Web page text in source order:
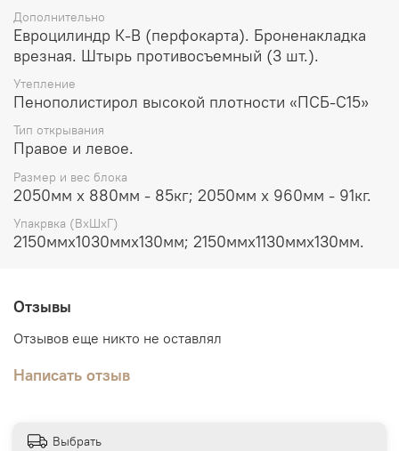
Дополнительно
Евроцилиндр К-В (перфокарта). Броненакладка
врезная. Штырь противосъемный (3 шт.).
Утепление
Пенополистирол высокой плотности «ПСБ-С15»
Тип открывания
Правое и левое.
Размер и вес блока
2050мм х 880мм - 85кг; 2050мм х 960мм - 91кг.
Упакрвка (ВхШхГ)
2150ммх1030ммх130мм; 2150ммх1130ммх130мм.
Отзывы
Отзывов еще никто не оставлял
Написать отзыв
Выбрать